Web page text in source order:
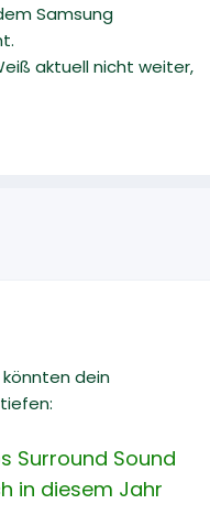
Samsung
aktuell nicht weiter,
dein
Surround Sound
in diesem Jahr